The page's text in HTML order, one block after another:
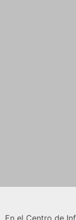
En el Centro de